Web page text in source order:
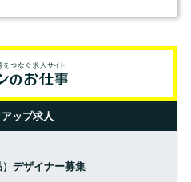
ップ求人
デザイナー募集